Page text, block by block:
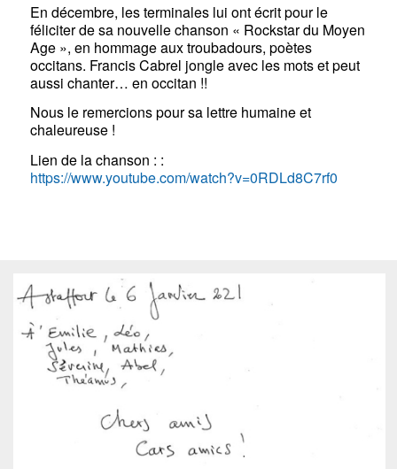
En décembre, les terminales lui ont écrit pour le
féliciter de sa nouvelle chanson « Rockstar du Moyen
Age », en hommage aux troubadours, poètes
occitans. Francis Cabrel jongle avec les mots et peut
aussi chanter… en occitan !!
Nous le remercions pour sa lettre humaine et
chaleureuse !
Lien de la chanson : :
https://www.youtube.com/watch?v=0RDLd8C7rf0